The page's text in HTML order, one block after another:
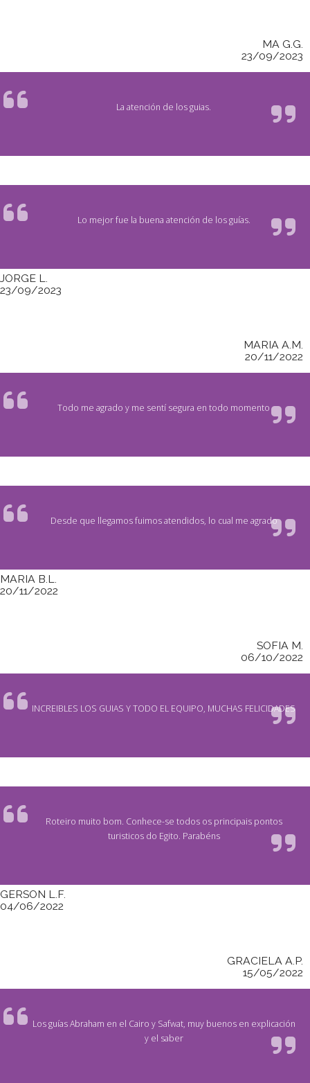
MA G.G.
23/09/2023
La atención de los guias.
Lo mejor fue la buena atención de los guías.
JORGE L.
23/09/2023
MARIA A.M.
20/11/2022
Todo me agrado y me sentí segura en todo momento
Desde que llegamos fuimos atendidos, lo cual me agrado
MARIA B.L.
20/11/2022
SOFIA M.
06/10/2022
INCREIBLES LOS GUIAS Y TODO EL EQUIPO, MUCHAS FELICIDADES
Roteiro muito bom. Conhece-se todos os principais pontos
turisticos do Egito. Parabéns
GERSON L.F.
04/06/2022
GRACIELA A.P.
15/05/2022
Los guías Abraham en el Cairo y Safwat, muy buenos en explicación
y el saber